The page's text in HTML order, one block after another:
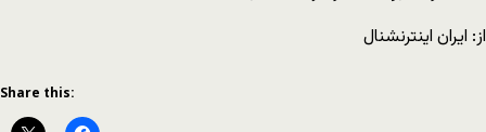
از: ایران اینترنشنال
Share this: